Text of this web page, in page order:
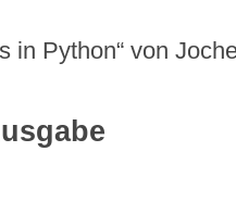
in Python“ von